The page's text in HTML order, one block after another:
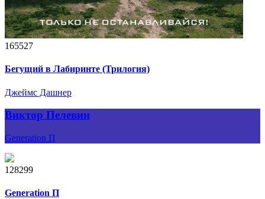
165527
Бегущий в Лабиринте (Трилогия)
Джеймс Дашнер
Виктор Пелевин
Generation П
128299
Generation П